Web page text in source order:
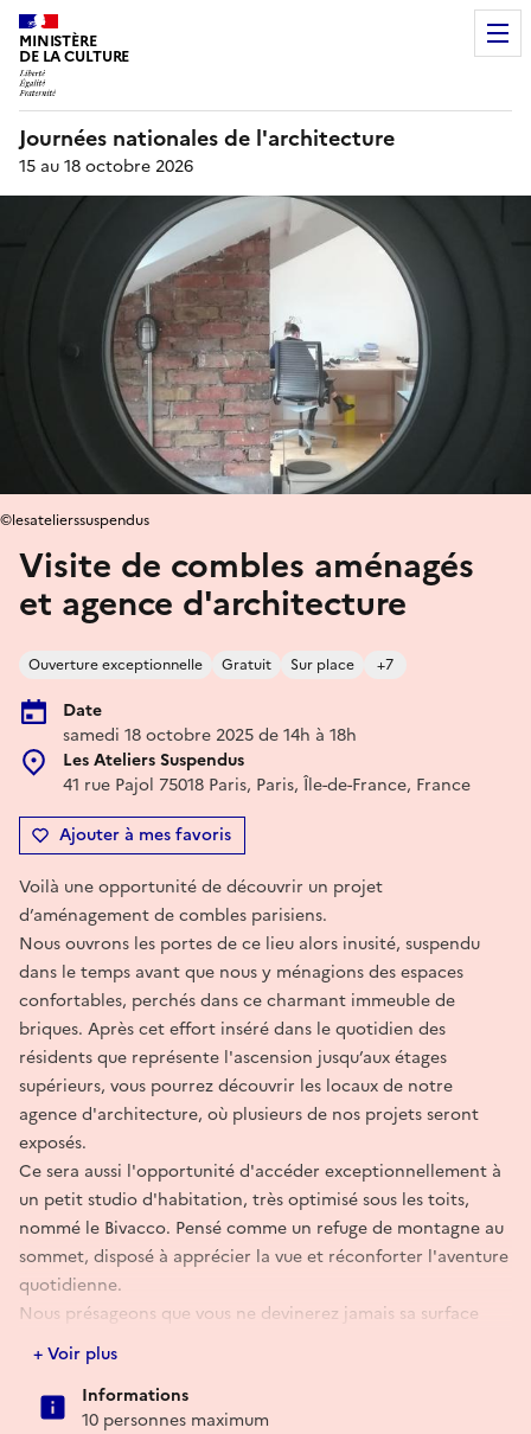
MINISTÈRE
DE LA CULTURE
Journées nationales de l'architecture
15 au 18 octobre 2026
Visite de combles aménagés
et agence d'architecture
Ouverture exceptionnelle Gratuit Sur place +7
Date
samedi 18 octobre 2025 de 14h à 18h
Les Ateliers Suspendus
41 rue Pajol 75018 Paris, Paris, Île-de-France, France
Ajouter à mes favoris
©lesatelierssuspendus
Voilà une opportunité de découvrir un projet
d’aménagement de combles parisiens.
Nous ouvrons les portes de ce lieu alors inusité, suspendu
dans le temps avant que nous y ménagions des espaces
confortables, perchés dans ce charmant immeuble de
briques. Après cet effort inséré dans le quotidien des
résidents que représente l'ascension jusqu’aux étages
supérieurs, vous pourrez découvrir les locaux de notre
agence d'architecture, où plusieurs de nos projets seront
exposés.
Ce sera aussi l'opportunité d'accéder exceptionnellement à
un petit studio d'habitation, très optimisé sous les toits,
nommé le Bivacco. Pensé comme un refuge de montagne au
sommet, disposé à apprécier la vue et réconforter l'aventure
quotidienne.
Nous présageons que vous ne devinerez jamais sa surface
réelle...
Au plaisir !
Les AS
+ Voir plus
Informations
10 personnes maximum